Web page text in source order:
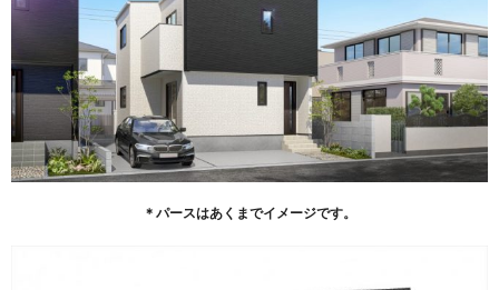
＊パースはあくまでイメージです。